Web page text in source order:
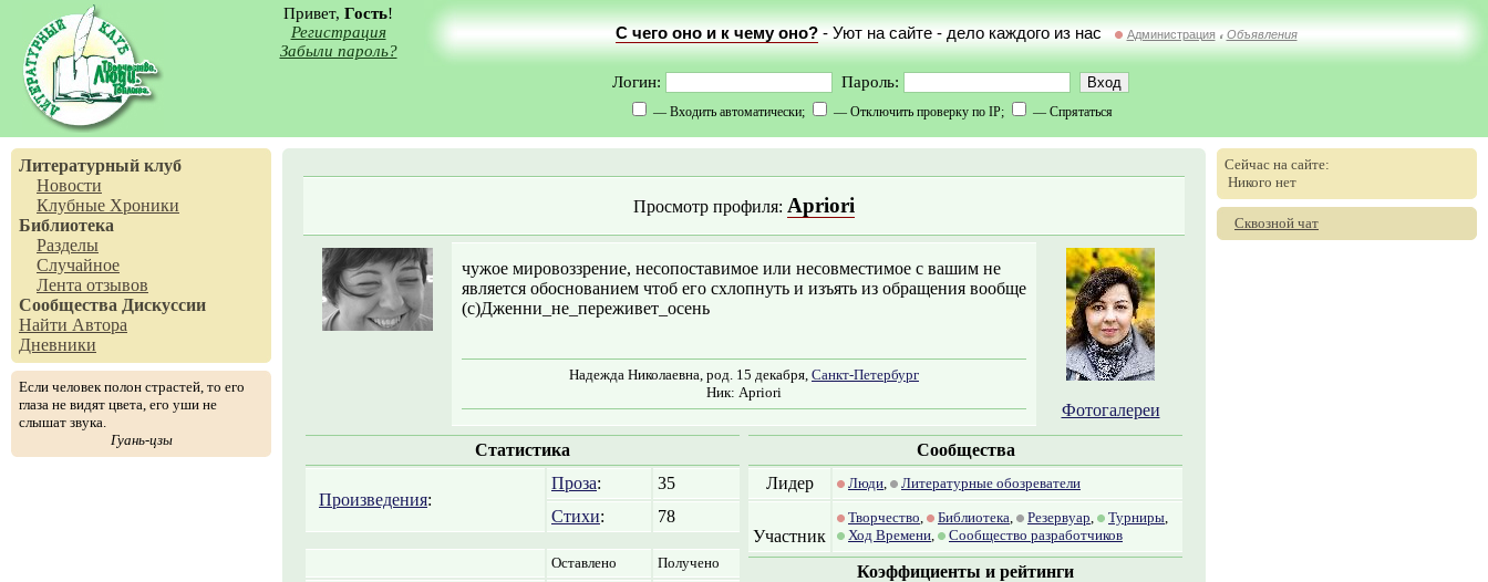
Привет, Гость!
Регистрация
Забыли пароль?
С чего оно и к чему оно?- Уют на сайте - дело каждого из нас Администрация // Объявления
Логин: Пароль:
— Входить автоматически; — Отключить проверку по IP; — Спрятаться
Литературный клуб
Новости
Клубные Хроники
Библиотека
Разделы
Случайное
Лента отзывов
Сообщества Дискуссии
Найти Автора
Дневники
Если человек полон страстей, то его
глаза не видят цвета, его уши не
слышат звука.
Гуань-цзы
Просмотр профиля: Apriori
чужое мировоззрение, несопоставимое или несовместимое с вашим не
является обоснованием чтоб его схлопнуть и изъять из обращения вообще
(с)Дженни_не_переживет_осень
Надежда Николаевна, род. 15 декабря, Санкт-Петербург
Ник: Apriori
Фотогалереи
Статистика
Произведения:
Проза:
35
Стихи: 78
Оставлено Получено
Сообщества
Лидер
Люди, Литературные обозреватели
Участник
Творчество, Библиотека, Резервуар, Турниры,
Ход Времени, Сообщество разработчиков
Коэффициенты и рейтинги
Сейчас на сайте:
Никого нет
Сквозной чат